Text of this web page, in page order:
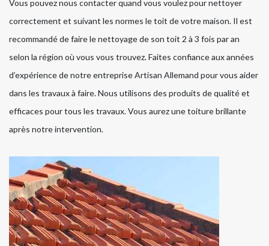
Vous pouvez nous contacter quand vous voulez pour nettoyer
correctement et suivant les normes le toit de votre maison. Il est
recommandé de faire le nettoyage de son toit 2 à 3 fois par an
selon la région où vous vous trouvez. Faites confiance aux années
d’expérience de notre entreprise Artisan Allemand pour vous aider
dans les travaux à faire. Nous utilisons des produits de qualité et
efficaces pour tous les travaux. Vous aurez une toiture brillante
après notre intervention.